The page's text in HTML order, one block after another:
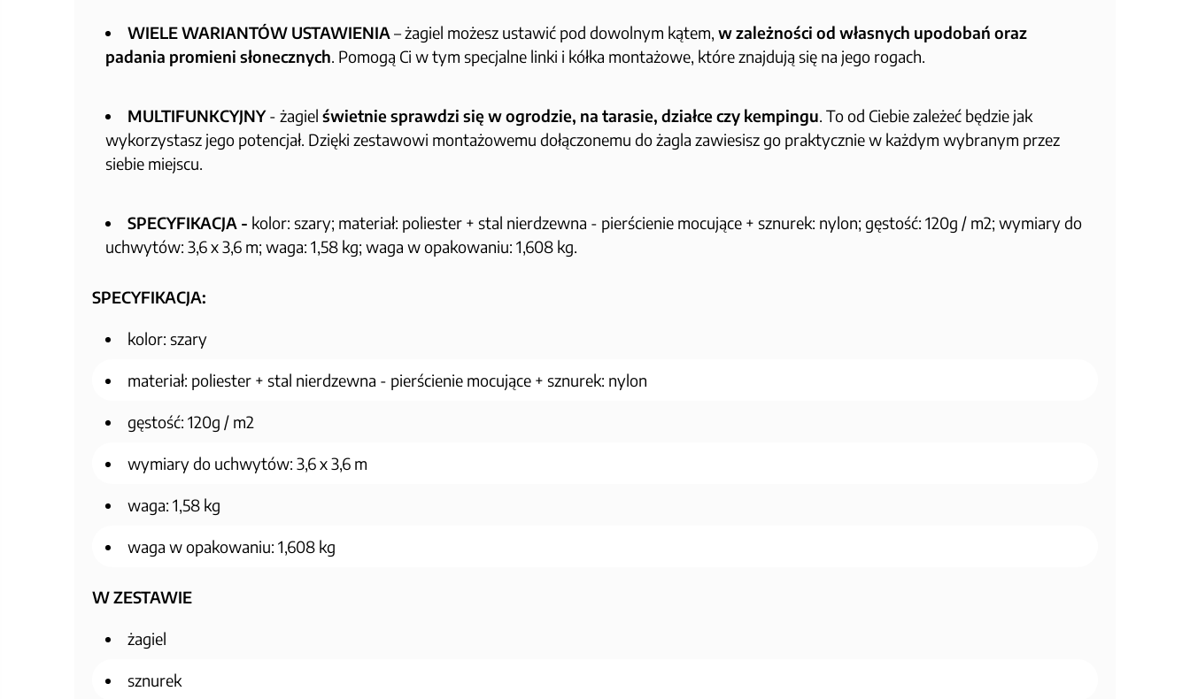
WIELE WARIANTÓW USTAWIENIA– żagiel możesz ustawić pod dowolnym kątem, w zależności od własnych upodobań oraz
padania promieni słonecznych. Pomogą Ci w tym specjalne linki i kółka montażowe, które znajdują się na jego rogach.
MULTIFUNKCYJNY- żagiel świetnie sprawdzi się w ogrodzie, na tarasie, działce czy kempingu. To od Ciebie zależeć będzie jak
wykorzystasz jego potencjał. Dzięki zestawowi montażowemu dołączonemu do żagla zawiesisz go praktycznie w każdym wybranym przez
siebie miejscu.
SPECYFIKACJA - kolor: szary; materiał: poliester + stal nierdzewna - pierścienie mocujące + sznurek: nylon; gęstość: 120g / m2; wymiary do
uchwytów: 3,6 x 3,6 m; waga: 1,58 kg; waga w opakowaniu: 1,608 kg.
SPECYFIKACJA:
kolor: szary
materiał: poliester + stal nierdzewna - pierścienie mocujące + sznurek: nylon
gęstość: 120g / m2
wymiary do uchwytów: 3,6 x 3,6 m
waga: 1,58 kg
waga w opakowaniu: 1,608 kg
W ZESTAWIE
żagiel
sznurek